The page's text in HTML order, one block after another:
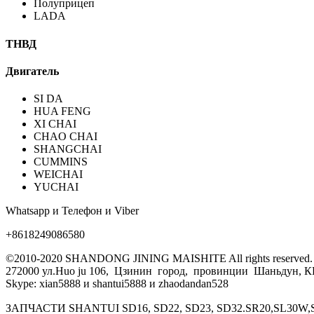
Полуприцеп
LADA
ТНВД
Двигатель
SI DA
HUA FENG
XI CHAI
CHAO CHAI
SHANGCHAI
CUMMINS
WEICHAI
YUCHAI
Whatsapp и Телефон и Viber
+8618249086580
©2010-2020 SHANDONG JINING MAISHITE All rights reserved.
272000 ул.Huo ju 106, Цзинин город, провинции Шаньдун,
Skype: xian5888 и shantui5888 и zhaodandan528
ЗАПЧАСТИ SHANTUI SD16, SD22, SD23,